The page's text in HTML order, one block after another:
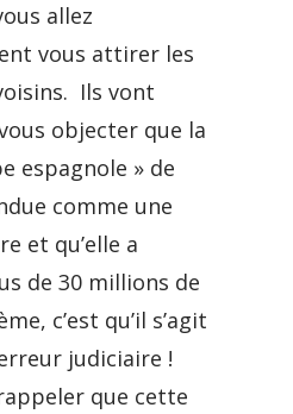
allez
vous attirer les
Ils vont
objecter que la
espagnole » de
comme une
et qu’elle a
de 30 millions de
c’est qu’il s’agit
judiciaire !
que cette